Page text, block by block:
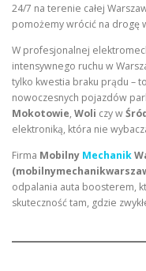
24/7 na terenie całej
pomożemy wrócić na drogę
W profesjonalnej
intensywnego ruchu w
tylko kwestia braku prądu –
nowoczesnych pojazdów
Mokotowie, Woli czy w
elektroniką, która nie
Firma Mobilny Mechanik
odpalania auta boosterem,
skuteczność tam, gdzie